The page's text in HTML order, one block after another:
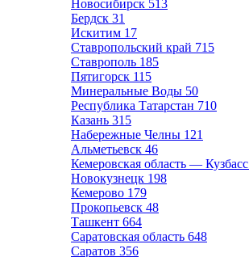
Новосибирск 513
Бердск 31
Искитим 17
Ставропольский край 715
Ставрополь 185
Пятигорск 115
Минеральные Воды 50
Республика Татарстан 710
Казань 315
Набережные Челны 121
Альметьевск 46
Кемеровская область — Кузбасс
Новокузнецк 198
Кемерово 179
Прокопьевск 48
Ташкент 664
Саратовская область 648
Саратов 356